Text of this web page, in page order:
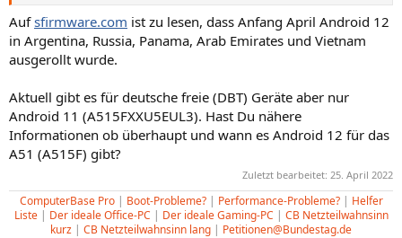
Aufsfirmware.com ist zu lesen, dass Anfang April Android 12
in Argentina, Russia, Panama, Arab Emirates und Vietnam
ausgerollt wurde.
Aktuell gibt es für deutsche freie (DBT) Geräte aber nur
Android 11 (A515FXXU5EUL3). Hast Du nähere
Informationen ob überhaupt und wann es Android 12 für das
A51 (A515F) gibt?
Zuletzt bearbeitet: 25. April 2022
ComputerBase Pro| Boot-Probleme?| Performance-Probleme?| Helfer
Liste| Der ideale Office-PC | Der ideale Gaming-PC | CB Netzteilwahnsinn
kurz | CB Netzteilwahnsinn lang | Petitionen@Bundestag.de